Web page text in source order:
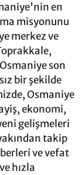
en
misyonunu
merkez ve
son
bir şekilde
Osmaniye
ekonomi,
gelişmeleri
takip
ve vefat
hızla